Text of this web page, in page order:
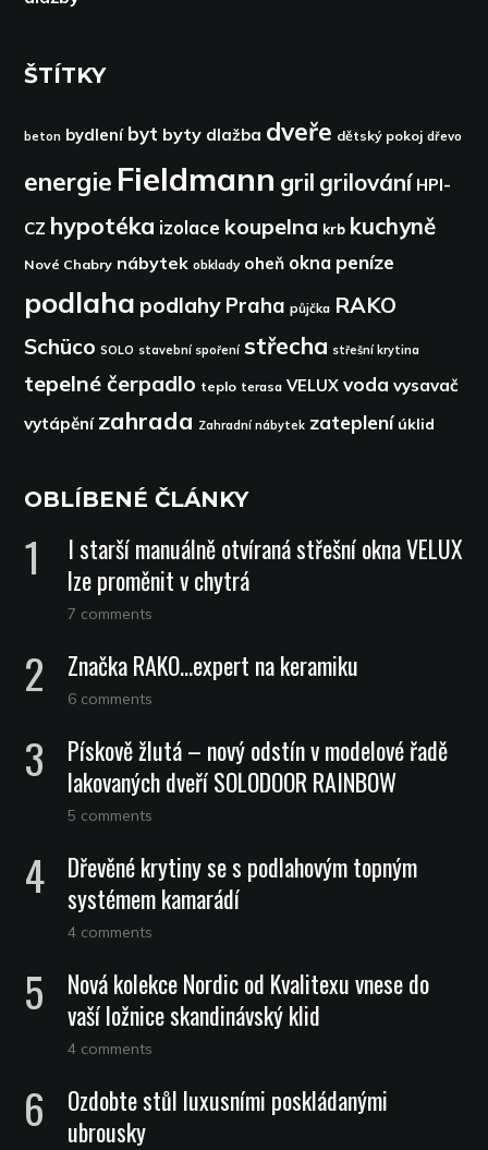
ŠTÍTKY
beton bydlení byt byty dlažba dveře dětský pokoj dřevo
energie Fieldmann gril grilování HPI-
CZ hypotéka izolace koupelna krb kuchyně
Nové Chabry nábytek obklady oheň okna peníze
podlaha podlahy Praha půjčka RAKO
Schüco SOLO stavební spoření střecha střešní krytina
tepelné čerpadlo teplo terasa VELUX voda vysavač
vytápění zahrada Zahradní nábytek zateplení úklid
OBLÍBENÉ ČLÁNKY
I starší manuálně otvíraná střešní okna VELUX
lze proměnit v chytrá
7 comments
Značka RAKO…expert na keramiku
6 comments
Pískově žlutá – nový odstín v modelové řadě
lakovaných dveří SOLODOOR RAINBOW
5 comments
Dřevěné krytiny se s podlahovým topným
systémem kamarádí
4 comments
Nová kolekce Nordic od Kvalitexu vnese do
vaší ložnice skandinávský klid
4 comments
Ozdobte stůl luxusními poskládanými
ubrousky